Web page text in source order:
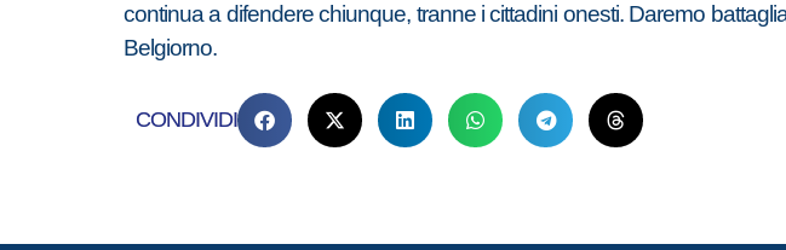
continua a difendere chiunque, tranne i cittadini onesti. Daremo
Belgiorno.
CONDIVIDI